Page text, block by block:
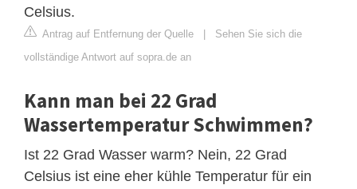
Celsius.
Antrag auf Entfernung der Quelle
Sehen Sie sich die
vollständige Antwort auf sopra.de an
Kann man bei 22 Grad
Wassertemperatur Schwimmen?
Ist 22 Grad Wasser warm? Nein, 22 Grad
Celsius ist eine eher kühle Temperatur für ein